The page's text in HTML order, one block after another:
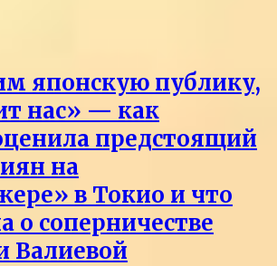
японскую публику,
нас» — как
предстоящий
на
в Токио и что
о соперничестве
Валиевой